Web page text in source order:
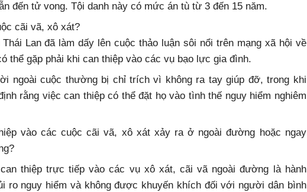
đến tử vong. Tội danh này có mức án tù từ 3 đến 15 năm.
cãi vã, xô xát?
Lan đã làm dấy lên cuộc thảo luận sôi nổi trên mạng xã hội về
thể gặp phải khi can thiệp vào các vụ bạo lực gia đình.
ngoài cuộc thường bị chỉ trích vì không ra tay giúp đỡ, trong khi
rằng việc can thiệp có thể đặt họ vào tình thế nguy hiểm nghiêm
vào các cuộc cãi vã, xô xát xảy ra ở ngoài đường hoặc ngay
thiệp trực tiếp vào các vụ xô xát, cãi vã ngoài đường là hành
ro nguy hiểm và không được khuyến khích đối với người dân bình